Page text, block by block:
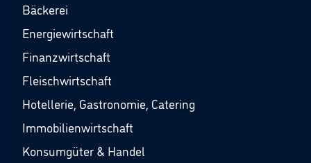
Bäckerei
Energiewirtschaft
Finanzwirtschaft
Fleischwirtschaft
Hotellerie, Gastronomie, Catering
Immobilienwirtschaft
Konsumgüter & Handel